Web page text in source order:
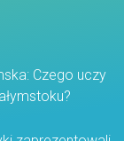
Czego uczy